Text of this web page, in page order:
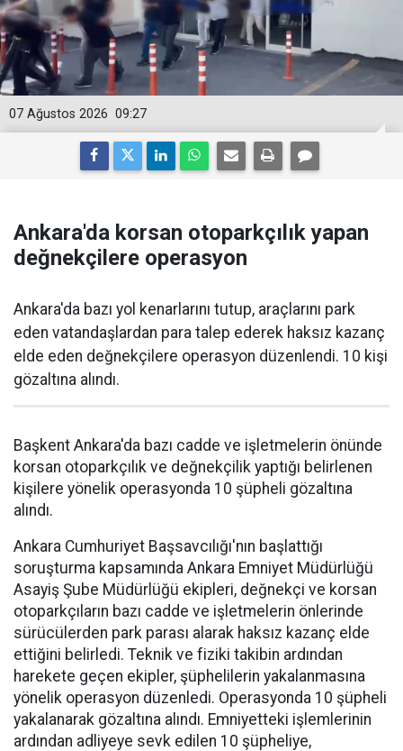
09:27
07 Ağustos 2026
Ankara'da korsan otoparkçılık yapan
değnekçilere operasyon
Ankara'da bazı yol kenarlarını tutup, araçlarını park
eden vatandaşlardan para talep ederek haksız kazanç
elde eden değnekçilere operasyon düzenlendi. 10 kişi
gözaltına alındı.
Başkent Ankara'da bazı cadde ve işletmelerin önünde
korsan otoparkçılık ve değnekçilik yaptığı belirlenen
kişilere yönelik operasyonda 10 şüpheli gözaltına
alındı.
Ankara Cumhuriyet Başsavcılığı'nın başlattığı
soruşturma kapsamında Ankara Emniyet Müdürlüğü
Asayiş Şube Müdürlüğü ekipleri, değnekçi ve korsan
otoparkçıların bazı cadde ve işletmelerin önlerinde
sürücülerden park parası alarak haksız kazanç elde
ettiğini belirledi. Teknik ve fiziki takibin ardından
harekete geçen ekipler, şüphelilerin yakalanmasına
yönelik operasyon düzenledi. Operasyonda 10 şüpheli
yakalanarak gözaltına alındı. Emniyetteki işlemlerinin
ardından adliyeye sevk edilen 10 şüpheliye,